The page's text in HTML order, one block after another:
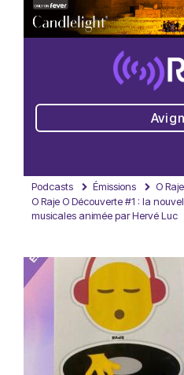
Podcasts Émissions
O
O Raje O Découverte #1 : la
musicales animée par Hervé Luc